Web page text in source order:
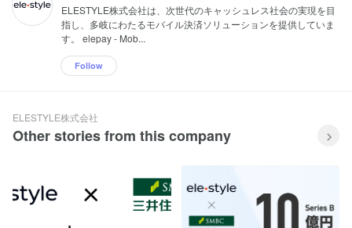
ELESTYLE株式会社は、次世代のキャッシュレス社会の実現を目
指し、多岐にわたるモバイル決済ソリューションを提供していま
す。 elepay - Mob...
Follow
ELESTYLE株式会社
Other stories from this company